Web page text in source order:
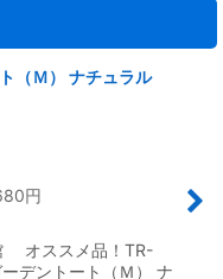
（Ｍ） ナチュラル
円
オススメ品！TR-
デントート（Ｍ） ナ